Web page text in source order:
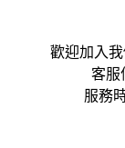
歡迎加入
客服
服務